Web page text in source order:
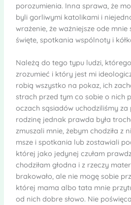
porozumienia. Inna sprawa, że
byli gorliwymi katolikami i
wrażenie, że ważniejsze ode mnie
święte, spotkania wspólnoty i
Należą do tego typu ludzi,
zrozumieć i który jest mi
robią wszystko na pokaz, ich
strach przed tym co sobie o nich
oczach sąsiadów uchodziliśmy
rodzinę jednak prawda była
zmuszali mnie, żebym chodziła z
msze i spotkania lub zostawiali
której jako jedynej czułam
chodziłam głodna i z rzeczy
brakowało, ale nie mogę sobie
której mama albo tata mnie
od nich dobre słowo. Nie